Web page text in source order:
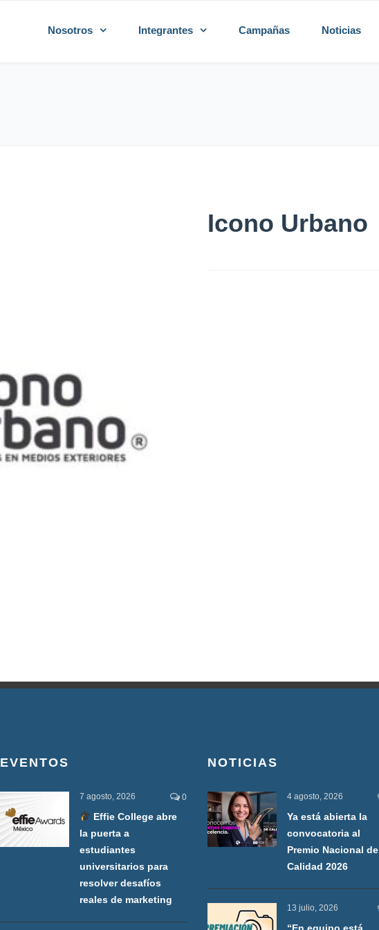
Nosotros Integrantes Campañas Noticias
Icono Urbano
EVENTOS
7 agosto, 2026 0
Effie College abre
la puerta a
estudiantes
universitarios para
resolver desafíos
reales de marketing
NOTICIAS
4 agosto, 2026
Ya está abierta la
convocatoria al
Premio Nacional de
Calidad 2026
13 julio, 2026